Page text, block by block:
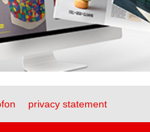
privacy statement